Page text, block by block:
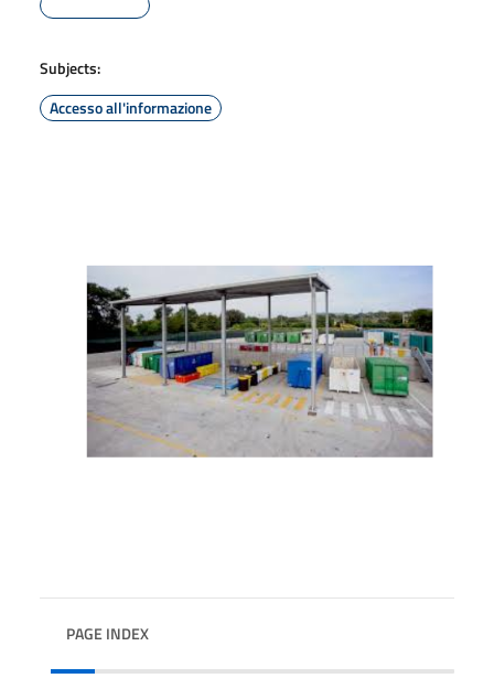
Subjects:
Accesso all'informazione
PAGE INDEX